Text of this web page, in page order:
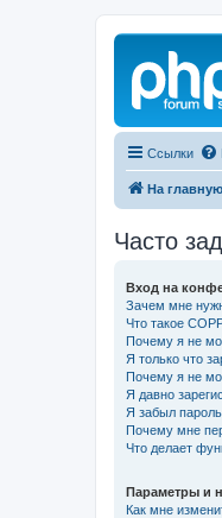
Ссылки
На главную
Часто
Вход на
Зачем мне
Что такое
Почему я не
Я только что
Почему я не
Я давно
Я забыл
Почему мне
Что делает
Параметры и
Как мне